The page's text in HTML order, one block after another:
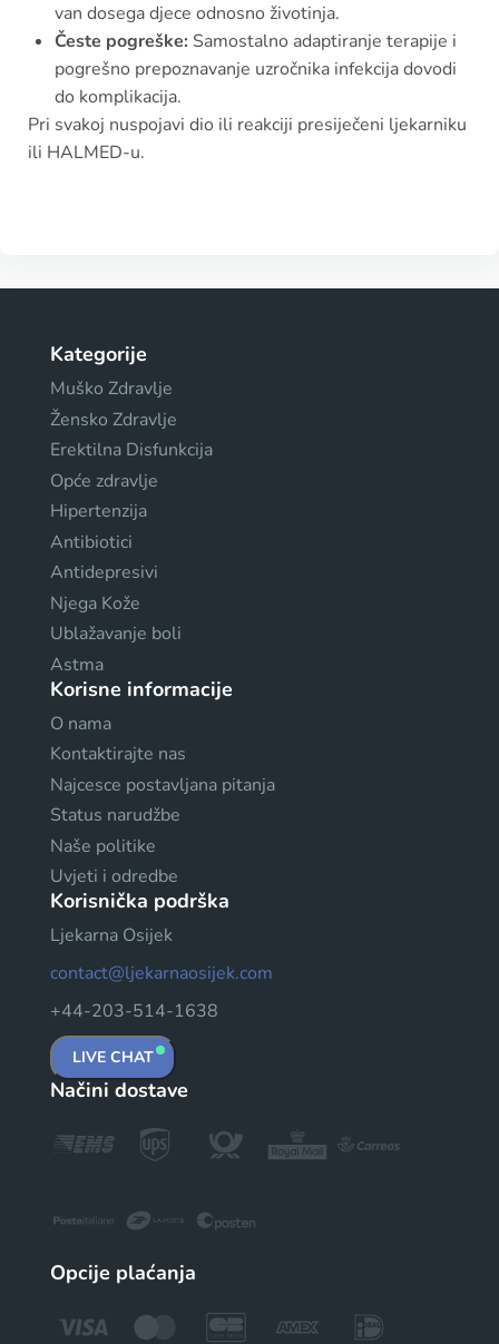
van dosega djece odnosno životinja.
Česte pogreške: Samostalno adaptiranje terapije i
pogrešno prepoznavanje uzročnika infekcija dovodi
do komplikacija.
Pri svakoj nuspojavi dio ili reakciji presiječeni ljekarniku
ili HALMED-u.
Kategorije
Muško Zdravlje
Žensko Zdravlje
Erektilna Disfunkcija
Opće zdravlje
Hipertenzija
Antibiotici
Antidepresivi
Njega Kože
Ublažavanje boli
Astma
Korisne informacije
O nama
Kontaktirajte nas
Najcesce postavljana pitanja
Status narudžbe
Naše politike
Uvjeti i odredbe
Korisnička podrška
Ljekarna Osijek
contact@ljekarnaosijek.com
+44-203-514-1638
LIVE CHAT
Načini dostave
Opcije plaćanja